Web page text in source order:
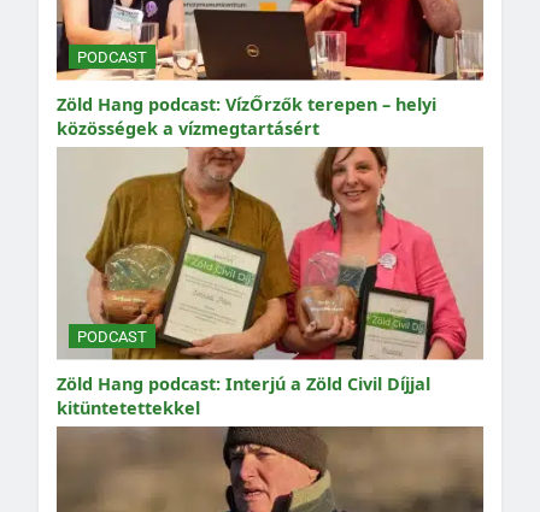
PODCAST
Zöld Hang podcast: VízŐrzők terepen – helyi
közösségek a vízmegtartásért
PODCAST
Zöld Hang podcast: Interjú a Zöld Civil Díjjal
kitüntetettekkel